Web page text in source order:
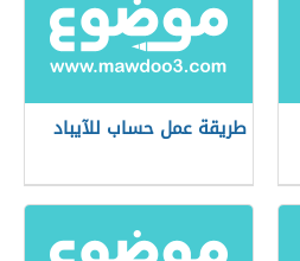
طريقة عمل حساب للآيباد